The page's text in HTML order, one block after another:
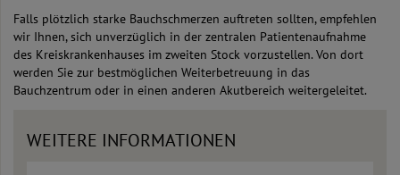
Falls plötzlich starke Bauchschmerzen auftreten sollten, empfehlen
wir Ihnen, sich unverzüglich in der zentralen Patientenaufnahme
des Kreiskrankenhauses im zweiten Stock vorzustellen. Von dort
werden Sie zur bestmöglichen Weiterbetreuung in das
Bauchzentrum oder in einen anderen Akutbereich weitergeleitet.
WEITERE INFORMATIONEN